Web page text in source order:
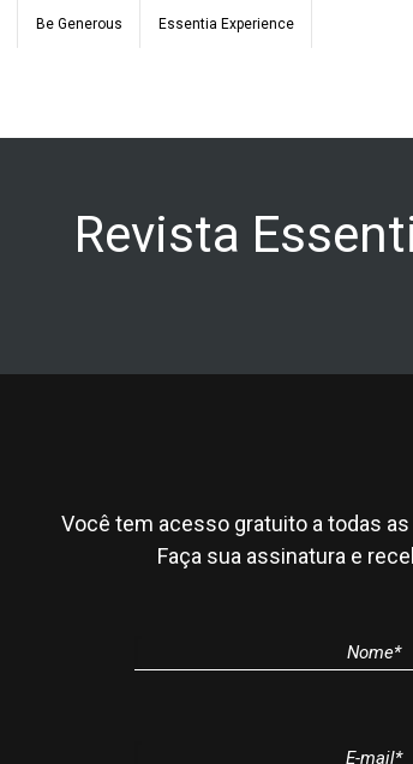
Be Generous Essentia Experience
Revista
Você tem acesso gratuito a todas
Faça sua assinatura e